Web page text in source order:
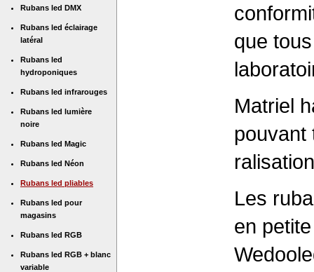
Rubans led DMX
Rubans led éclairage
latéral
Rubans led
hydroponiques
Rubans led infrarouges
Rubans led lumière
noire
Rubans led Magic
Rubans led Néon
Rubans led pliables
Rubans led pour
magasins
Rubans led RGB
Rubans led RGB + blanc
variable
que
Matriel
pouvant
Les
en